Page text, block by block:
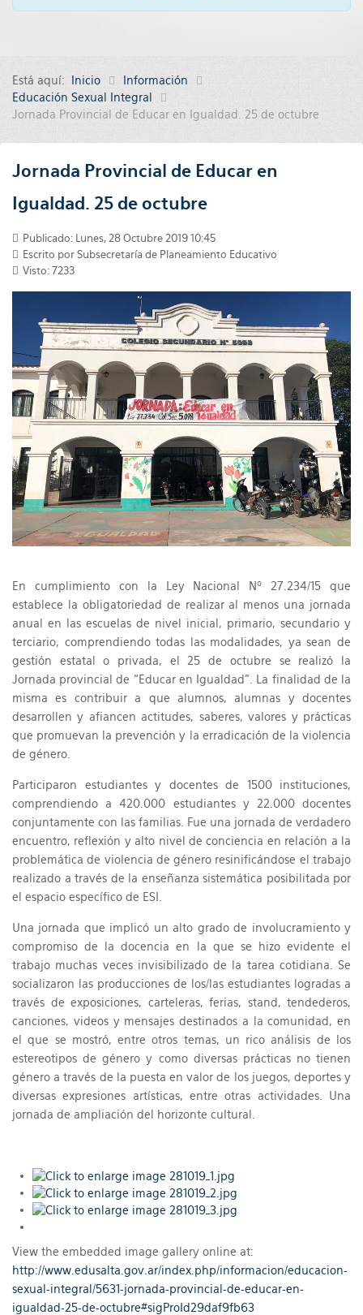
Está aquí: Inicio
Información
Educación Sexual Integral
Jornada Provincial de Educar en Igualdad. 25 de octubre
Jornada Provincial de Educar en
Igualdad. 25 de octubre
Publicado: Lunes, 28 Octubre 2019 10:45
Escrito por Subsecretaría de Planeamiento Educativo
Visto: 7233
En cumplimiento con la Ley Nacional Nº 27.234/15 que
establece la obligatoriedad de realizar al menos una jornada
anual en las escuelas de nivel inicial, primario, secundario y
terciario, comprendiendo todas las modalidades, ya sean de
gestión estatal o privada, el 25 de octubre se realizó la
Jornada provincial de “Educar en Igualdad”. La finalidad de la
misma es contribuir a que alumnos, alumnas y docentes
desarrollen y afiancen actitudes, saberes, valores y prácticas
que promuevan la prevención y la erradicación de la violencia
de género.
Participaron estudiantes y docentes de 1500 instituciones,
comprendiendo a 420.000 estudiantes y 22.000 docentes
conjuntamente con las familias. Fue una jornada de verdadero
encuentro, reflexión y alto nivel de conciencia en relación a la
problemática de violencia de género resinificándose el trabajo
realizado a través de la enseñanza sistemática posibilitada por
el espacio específico de ESI.
Una jornada que implicó un alto grado de involucramiento y
compromiso de la docencia en la que se hizo evidente el
trabajo muchas veces invisibilizado de la tarea cotidiana. Se
socializaron las producciones de los/las estudiantes logradas a
través de exposiciones, carteleras, ferias, stand, tendederos,
canciones, videos y mensajes destinados a la comunidad, en
el que se mostró, entre otros temas, un rico análisis de los
estereotipos de género y como diversas prácticas no tienen
género a través de la puesta en valor de los juegos, deportes y
diversas expresiones artísticas, entre otras actividades. Una
jornada de ampliación del horizonte cultural.
View the embedded image gallery online at:
http://www.edusalta.gov.ar/index.php/informacion/educacion-
sexual-integral/5631-jornada-provincial-de-educar-en-
igualdad-25-de-octubre#sigProId29daf9fb63